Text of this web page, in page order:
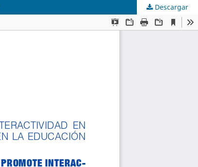
Descargar